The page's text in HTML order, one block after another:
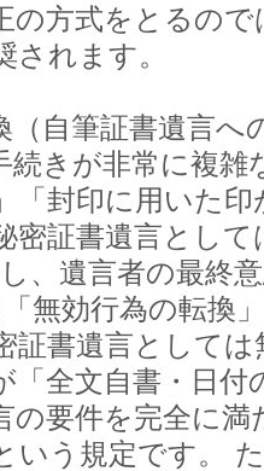
の方式をとるの
されます。
自筆証書遺言へ
きが非常に複雑
「封印に用いた印
密証書遺言とし
、遺言者の最終
無効行為の転換
証書遺言として
全文自書・日付
の要件を完全に
いう規定です。